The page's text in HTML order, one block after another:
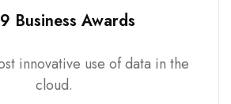
Business Awards
innovative use of data in the
cloud.